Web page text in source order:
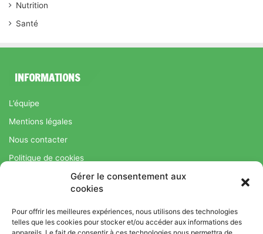
Gérer le consentement aux
cookies
Pour offrir les meilleures expériences, nous utilisons des technologies
telles que les cookies pour stocker et/ou accéder aux informations des
Nutrition
Santé
INFORMATIONS
L’équipe
Mentions légales
Nous contacter
Politique de cookies
Régime Savoir Maigrir.fr : La méthode Jean-Michel Cohen pour
une perte de poids durable